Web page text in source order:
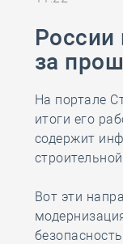
России
за
На портале
итоги его
содержит
Вот эти